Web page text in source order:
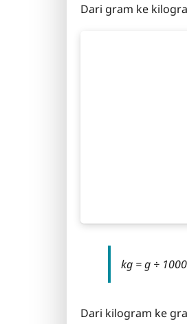
Dari gram ke
kg = g ÷ 1000
Dari kilogram ke